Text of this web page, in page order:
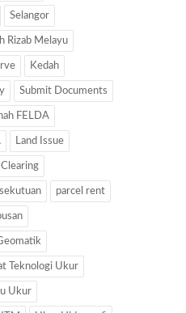
Selangor
Rizab Melayu
Kedah
Submit Documents
FELDA
Land Issue
Clearing
parcel rent
Teknologi Ukur
Ukur